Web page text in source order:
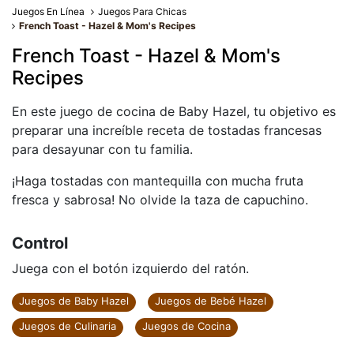
Juegos En Línea
Juegos Para Chicas
French Toast - Hazel & Mom's Recipes
French Toast - Hazel & Mom's
Recipes
En este juego de cocina de Baby Hazel, tu objetivo es
preparar una increíble receta de tostadas francesas
para desayunar con tu familia.
¡Haga tostadas con mantequilla con mucha fruta
fresca y sabrosa! No olvide la taza de capuchino.
Control
Juega con el botón izquierdo del ratón.
Juegos de Baby Hazel
Juegos de Bebé Hazel
Juegos de Culinaria
Juegos de Cocina